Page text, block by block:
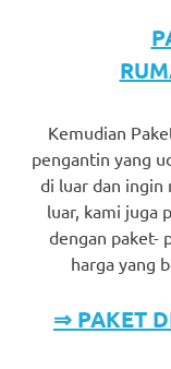
Kemudian
pengantin yang
di luar dan ingin
luar, kami juga
dengan paket-
harga yang
⇒ PAKET